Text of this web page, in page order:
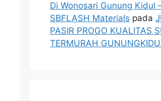
Di Wonosari Gunung Kidul
SBFLASH Materials pada
PASIR PROGO KUALITAS
TERMURAH